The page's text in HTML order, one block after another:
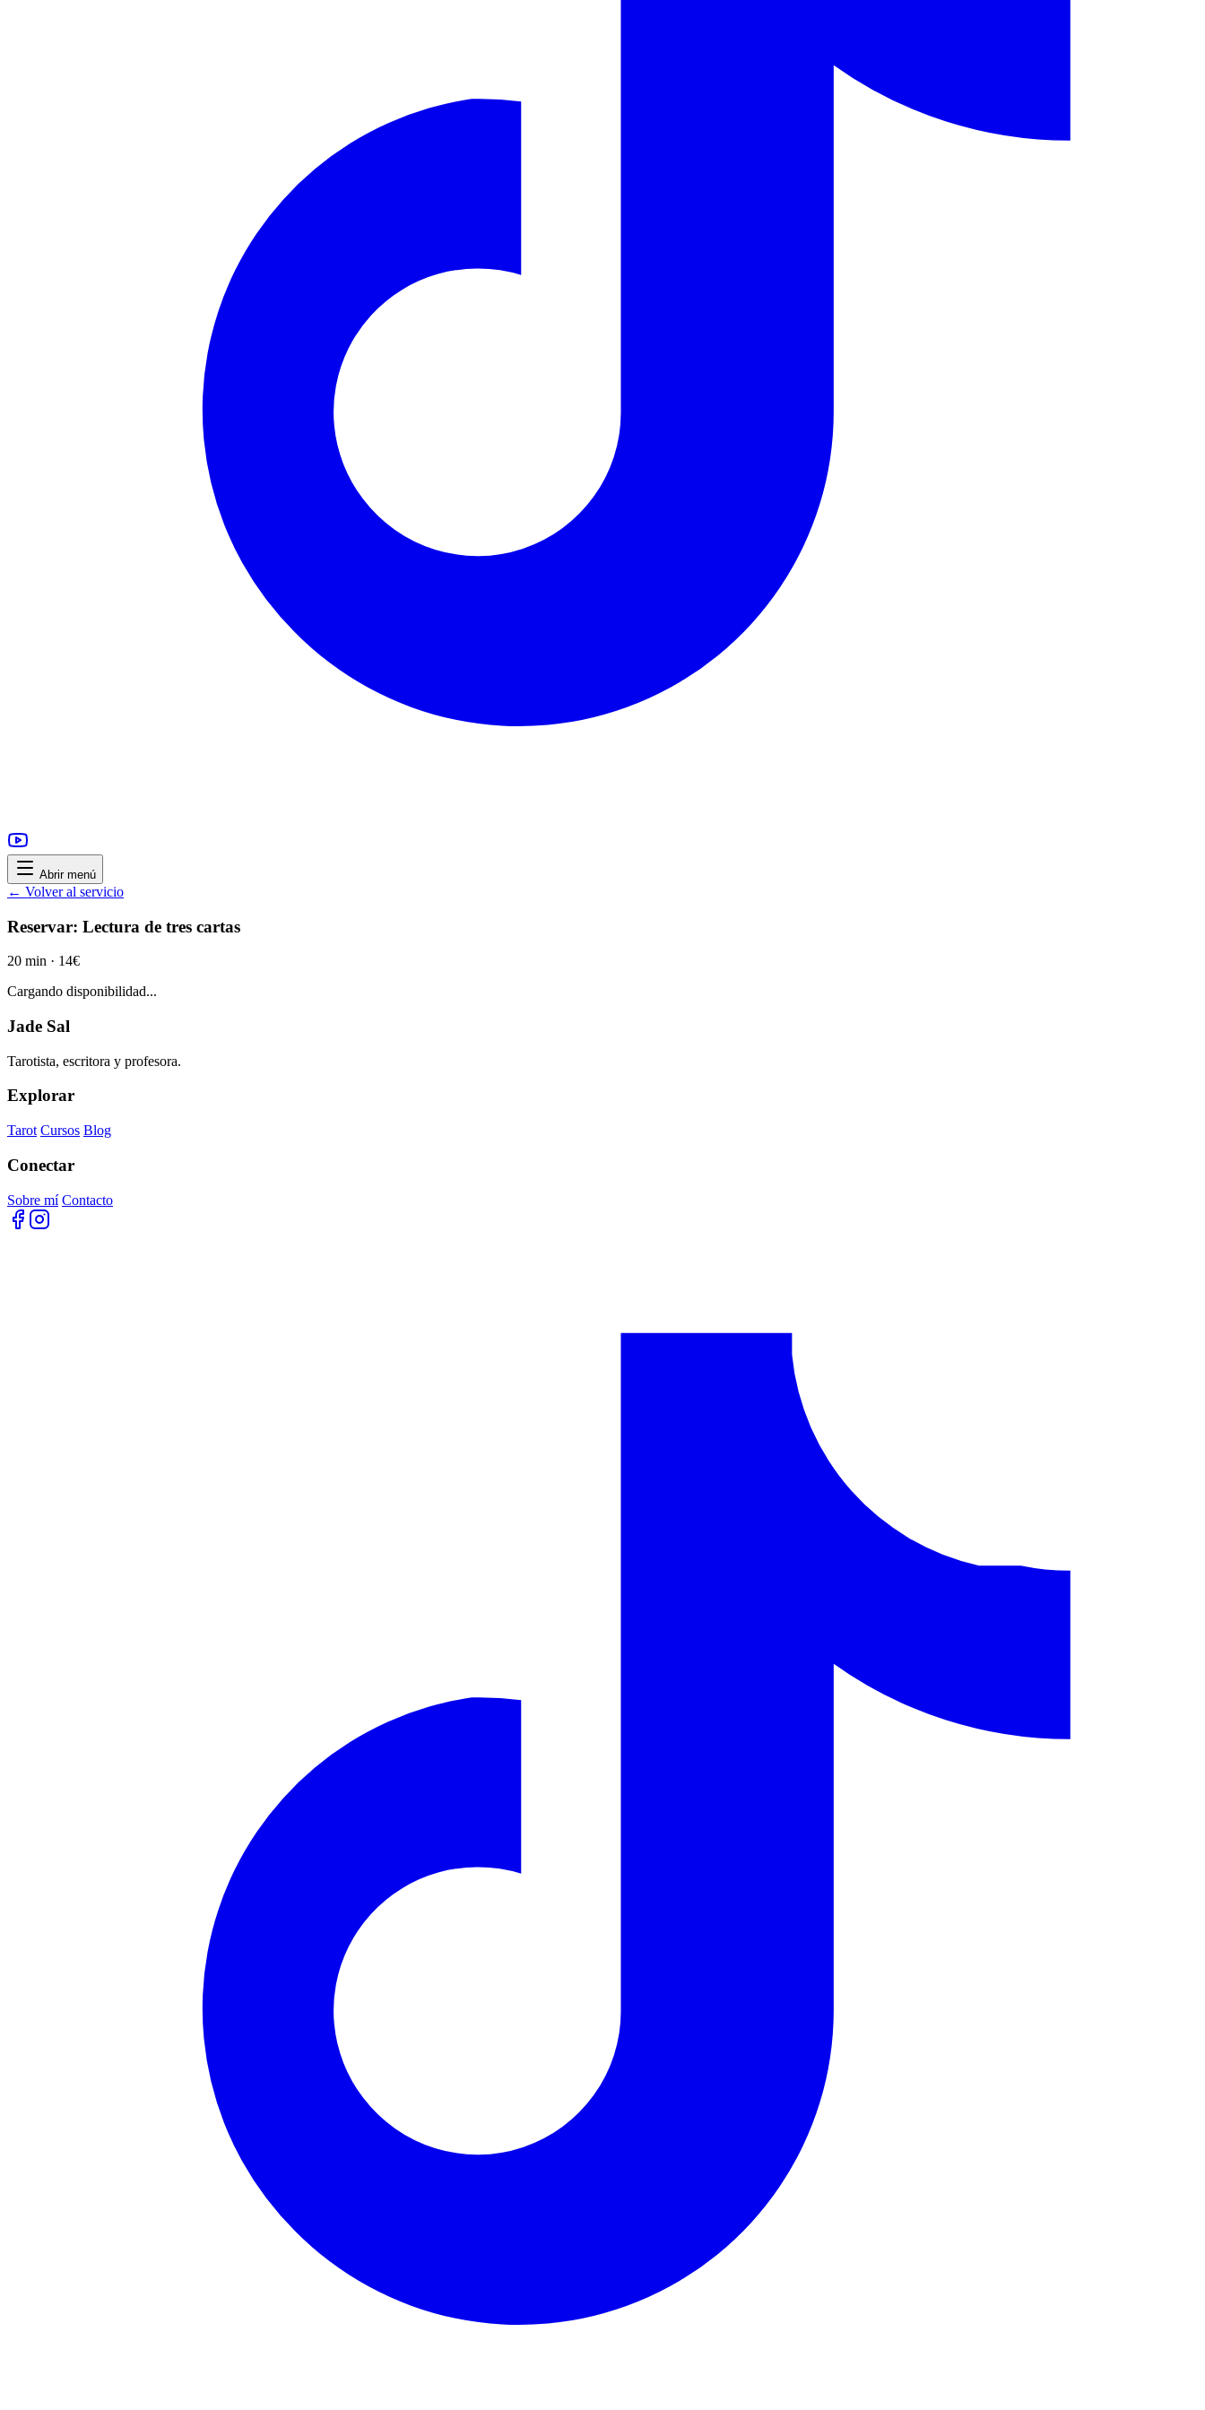
Abrir menú
← Volver al servicio
Reservar: Lectura de tres cartas
20 min · 14€
Cargando disponibilidad...
Jade Sal
Tarotista, escritora y profesora.
Explorar
Tarot Cursos Blog
Conectar
Sobre mí Contacto